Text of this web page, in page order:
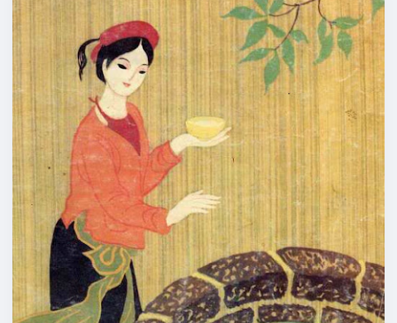
NGHĨA
GỌI
BỐNG
CỦA
TẤM